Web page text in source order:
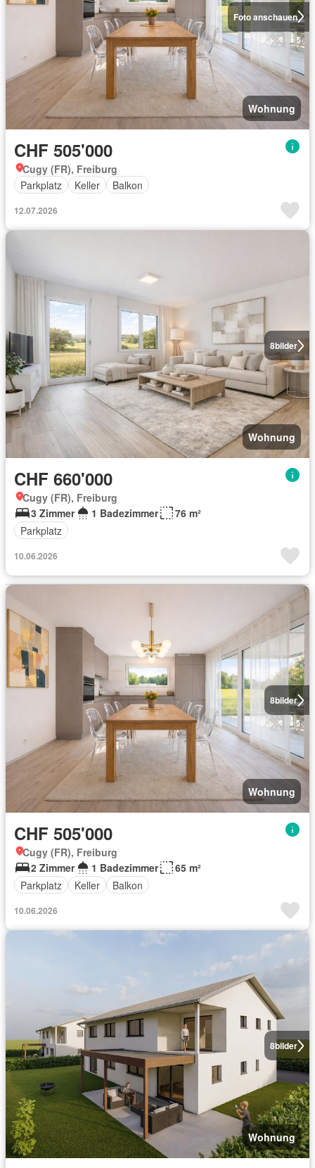
Foto anschauen
Wohnung
CHF 505'000
Cugy (FR), Freiburg
Parkplatz
Keller Balkon
12.07.2026
8bilder
Wohnung
CHF 660'000
Cugy (FR), Freiburg
3 Zimmer
1 Badezimmer
76 m²
Parkplatz
10.06.2026
8bilder
Wohnung
CHF 505'000
Cugy (FR), Freiburg
2 Zimmer
1 Badezimmer
65 m²
Parkplatz
Keller Balkon
10.06.2026
8bilder
Wohnung